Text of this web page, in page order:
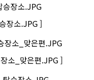
장소.JPG ]
소_맞은편.JPG ]